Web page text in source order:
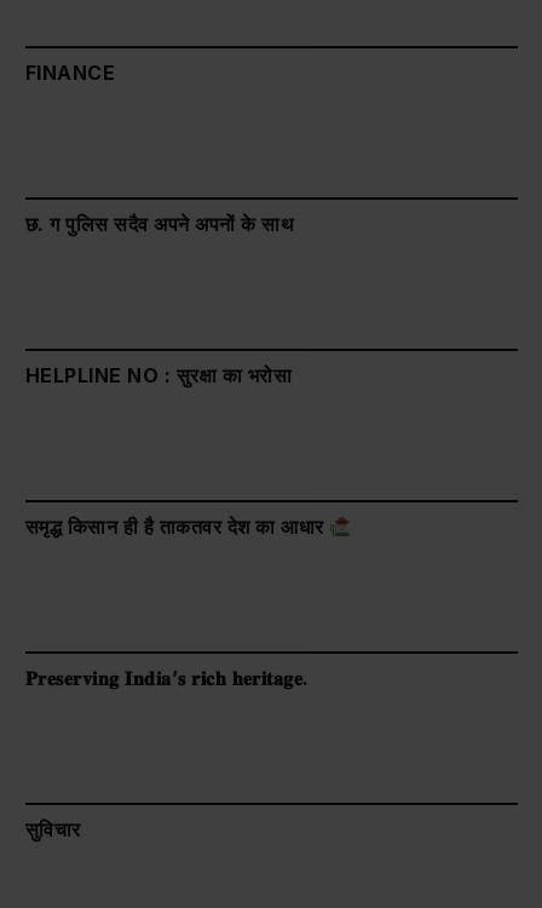
FINANCE
छ. ग पुलिस सदैव अपने अपनों के साथ
HELPLINE NO : सुरक्षा का भरोसा
समृद्ध किसान ही है ताकतवर देश का आधार
𝐏𝐫𝐞𝐬𝐞𝐫𝐯𝐢𝐧𝐠 𝐈𝐧𝐝𝐢𝐚’𝐬 𝐫𝐢𝐜𝐡 𝐡𝐞𝐫𝐢𝐭𝐚𝐠𝐞.
सुविचार